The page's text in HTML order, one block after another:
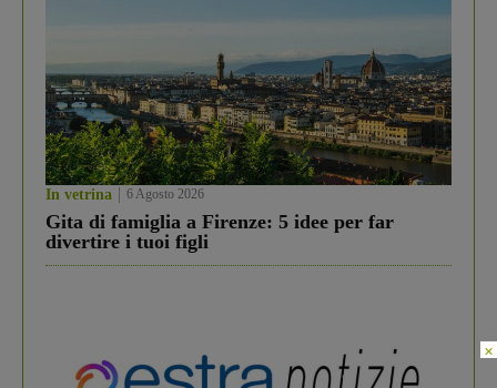
In vetrina 6 Agosto 2026
Gita di famiglia a Firenze: 5 idee per far
divertire i tuoi figli
×